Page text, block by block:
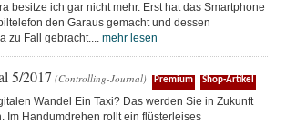
besitze ich gar nicht mehr. Erst hat das Smartphone
den Garaus gemacht und dessen
zu Fall gebracht.... mehr lesen
5/2017 (Controlling-Journal) Premium Shop-Artikel
Wandel Ein Taxi? Das werden Sie in Zukunft
Im Handumdrehen rollt ein flüsterleises